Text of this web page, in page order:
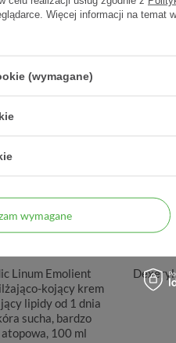
62,00 zł
0,31 zł / szt.
Linum Emolient
kojący krem
lipidy od 1 dnia
sucha, bardzo
atopowa, 100 ml
Więcej informacji na temat
(wymagane)
wymagane